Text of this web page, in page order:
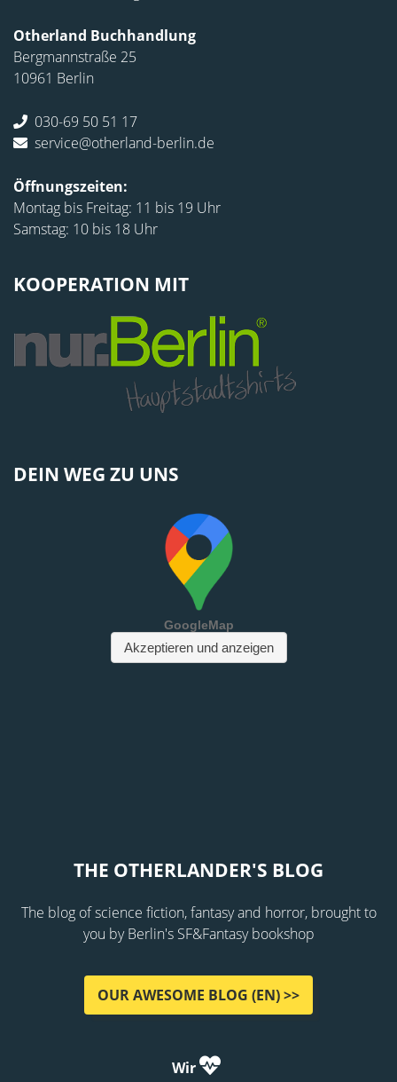
Otherland Buchhandlung
Bergmannstraße 25
10961 Berlin
030-69 50 51 17
service@otherland-berlin.de
Öffnungszeiten:
Montag bis Freitag: 11 bis 19 Uhr
Samstag: 10 bis 18 Uhr
KOOPERATION MIT
DEIN WEG ZU UNS
THE OTHERLANDER'S BLOG
The blog of science fiction, fantasy and horror, brought to
you by Berlin's SF&Fantasy bookshop
OUR AWESOME BLOG (EN) >>
Wir